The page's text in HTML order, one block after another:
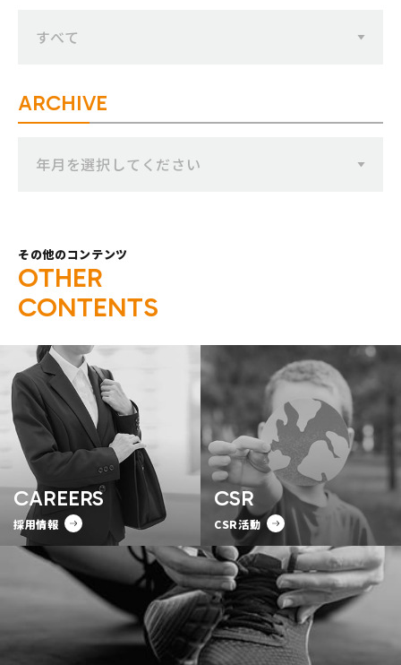
すべて
ARCHIVE
年月を選択してください
その他のコンテンツ
OTHER
CONTENTS
CAREERS
採用情報
CSR
CSR活動